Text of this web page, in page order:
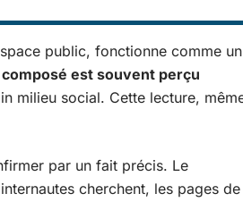
public, fonctionne comme un
est souvent perçu
milieu social. Cette lecture,
par un fait précis. Le
cherchent, les pages de